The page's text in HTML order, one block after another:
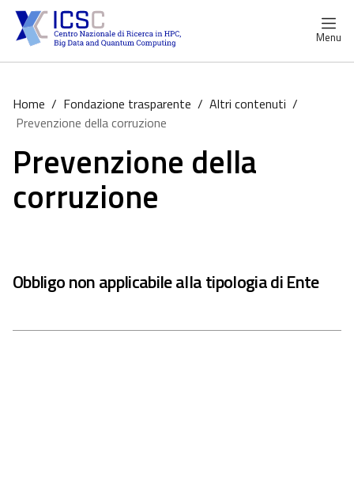
Menu
Home / Fondazione trasparente / Altri contenuti /
Prevenzione della corruzione
Prevenzione della
corruzione
Obbligo non applicabile alla tipologia di Ente